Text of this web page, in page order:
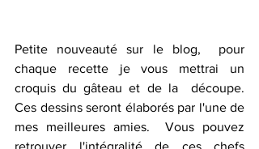
Petite nouveauté sur le blog,  pour
chaque recette je vous mettrai un
croquis du gâteau et de la  découpe.
Ces dessins seront élaborés par l'une de
mes meilleures amies.  Vous pouvez
retrouver l'intégralité de ces chefs